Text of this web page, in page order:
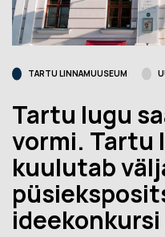
TARTU LINNAMUUSEUM
Tartu lugu
vormi. Tartu
kuulutab
ideekonkursi